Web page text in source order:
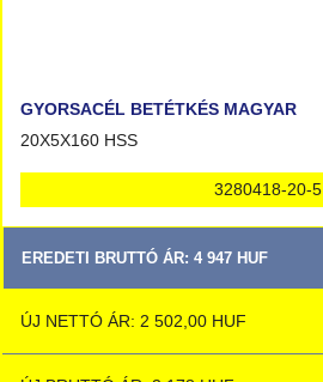
GYORSACÉL BETÉTKÉS MAGYAR
20X5X160 HSS
3280418-20-5
EREDETI BRUTTÓ ÁR: 4 947 HUF
ÚJ NETTÓ ÁR: 2 502,00 HUF